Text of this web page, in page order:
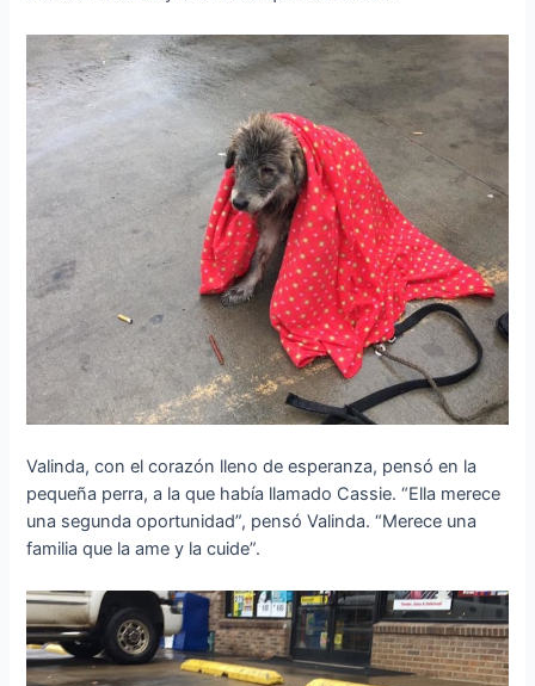
Valinda, con el corazón lleno de esperanza, pensó en la
pequeña perra, a la que había llamado Cassie. “Ella merece
una segunda oportunidad”, pensó Valinda. “Merece una
familia que la ame y la cuide”.